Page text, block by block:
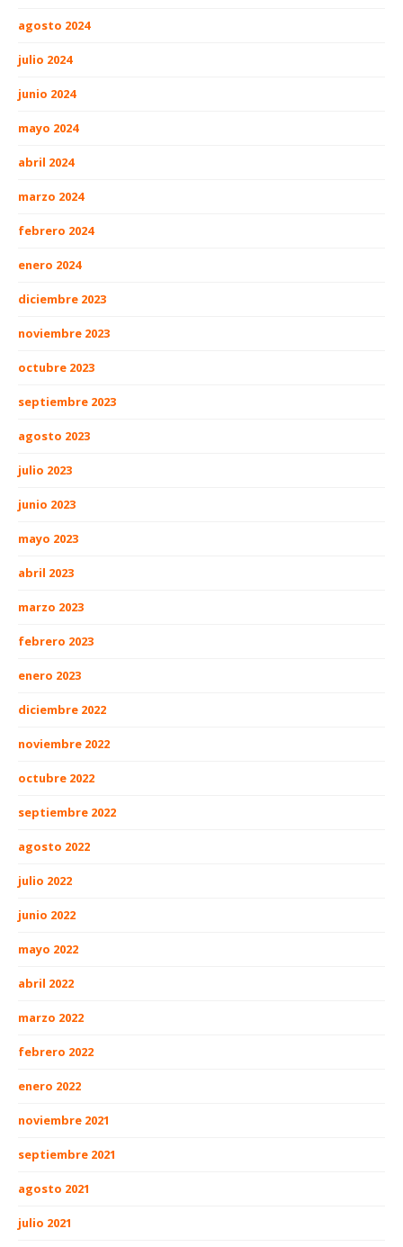
agosto 2024
julio 2024
junio 2024
mayo 2024
abril 2024
marzo 2024
febrero 2024
enero 2024
diciembre 2023
noviembre 2023
octubre 2023
septiembre 2023
agosto 2023
julio 2023
junio 2023
mayo 2023
abril 2023
marzo 2023
febrero 2023
enero 2023
diciembre 2022
noviembre 2022
octubre 2022
septiembre 2022
agosto 2022
julio 2022
junio 2022
mayo 2022
abril 2022
marzo 2022
febrero 2022
enero 2022
noviembre 2021
septiembre 2021
agosto 2021
julio 2021